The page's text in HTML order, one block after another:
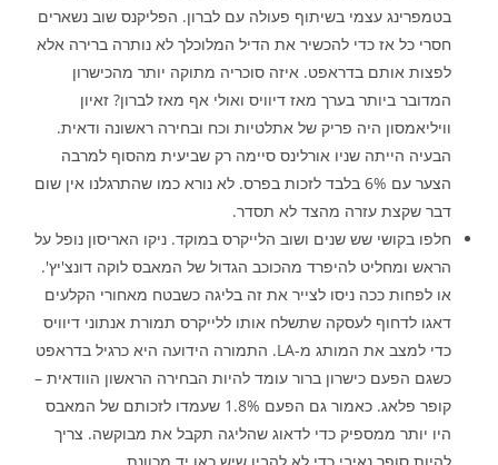
בטמפרינג עצמי בשיתוף פעולה עם לברון. הפליקנס שוב נשארים
חסרי כל אז כדי להכשיר את הדיל המלוכלך לא נותרה ברירה אלא
לפצות אותם בדראפט. איזה סוכריה מתוקה יותר מהכישרון
המדובר ביותר בערך מאז דיוויס ואולי אף מאז לברון? זאיון
וויליאמסון היה פריק של אתלטיות וכח ובחירה ראשונה ודאית.
הבעיה הייתה שניו אורלינס סיימה רק שביעית מהסוף למרבה
הצער עם 6% בלבד לזכות בפרס. לא נורא כמו שהתרגלנו אין שום
דבר שקצת עזרה מהצד לא תסדר.
חלפו בקושי שש שנים ושוב הלייקרס במוקד. ניקו האריסון נופל על
הראש ומחליט להיפרד מהכוכב הגדול של המאבס לוקה דונצ'יץ'.
או לפחות ככה ניסו לצייר את זה בליגה כשבטח מאחורי הקלעים
דאגו לדחוף לעסקה שתשלח אותו ללייקרס תמורת אנתוני דיוויס
כדי למצב את המותג מ-LA. התמורה הידועה היא כרגיל בדראפט
כשגם הפעם כישרון ברור עומד להיות הבחירה הראשון הוודאית –
קופר פלאג. כאמור גם הפעם 1.8% שעמדו לזכותם של המאבס
היו יותר ממספיק כדי לדאוג שהליגה תקבל את מבוקשה. צריך
להיות סופר נאיבי כדי לא להבין שיש כאן יד מכוונת.